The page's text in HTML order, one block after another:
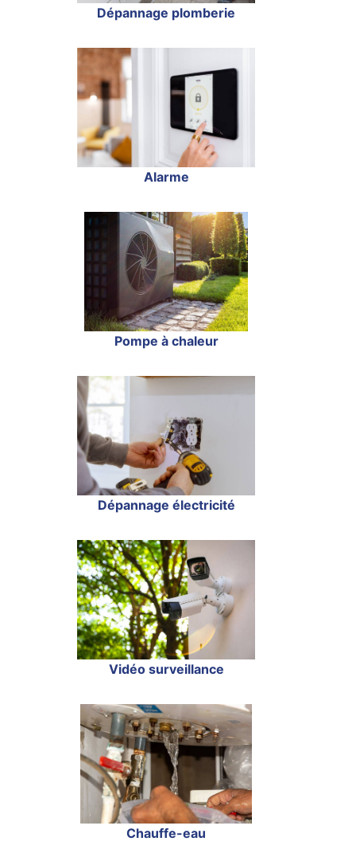
Dépannage plomberie
Alarme
Pompe à chaleur
Dépannage électricité
Vidéo surveillance
Chauffe-eau